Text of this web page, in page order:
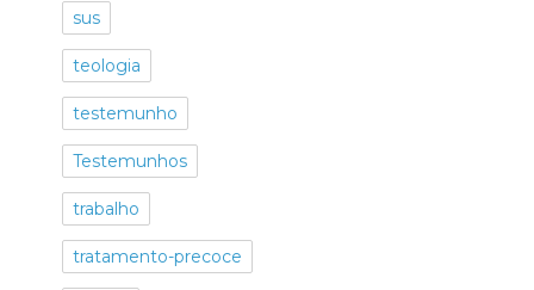
sus
teologia
testemunho
Testemunhos
trabalho
tratamento-precoce